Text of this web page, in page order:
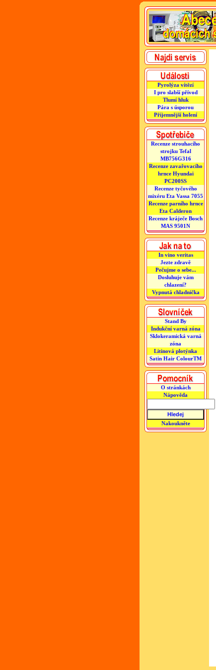
Pyrolýza vítězí
I pro slabší přívod
Tlumí hluk
Pára s úsporou
Příjemnější holení
Recenze strouhacího
strojku Tefal
MB756G316
Recenze zavařovacího
hrnce Hyundai
PC200SS
Recenze tyčového
mixéru Eta Vassa 7055
Recenze parního hrnce
Eta Calderon
Recenze kráječe Bosch
MAS 9501N
In vino veritas
Jezte zdravě
Pečujme o sebe...
Dosluhuje vám
chlazení?
Vypnutá chladnička
Stand By
Indukční varná zóna
Sklokeramická varná
zóna
Litinová plotýnka
Satin Hair ColourTM
O stránkách
Nápověda
Nakoukněte